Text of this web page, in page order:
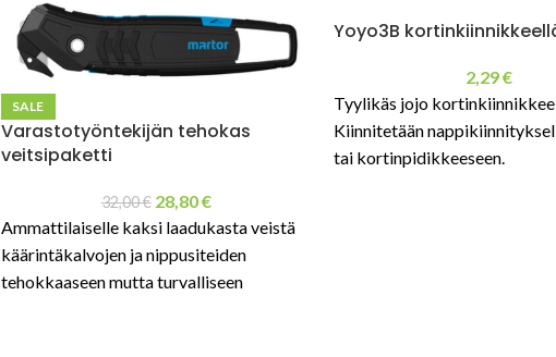
SALE
Varastotyöntekijän tehokas
veitsipaketti
32,00€ 28,80€
Ammattilaiselle kaksi laadukasta veistä
käärintäkalvojen ja nippusiteiden
tehokkaaseen mutta turvalliseen
Yoyo3B
2,29€
Tyylikäs jojo
Kiinnitetään
tai kortinpidikkeeseen.